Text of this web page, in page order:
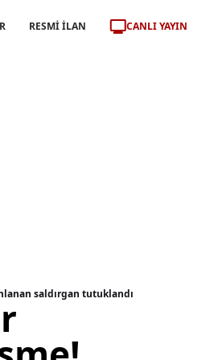
RESMİ İLAN CANLI YAYIN
saldırgan tutuklandı